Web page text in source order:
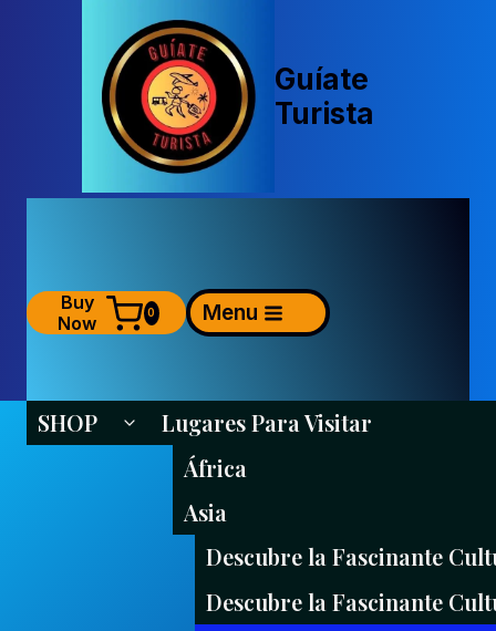
Guíate
Turista
Buy
Now
0 Menu
SHOP Alternar Menú Hijo
Lugares Para Visitar
África
Asia
Descubre la Fascinante
Descubre la Fascinante